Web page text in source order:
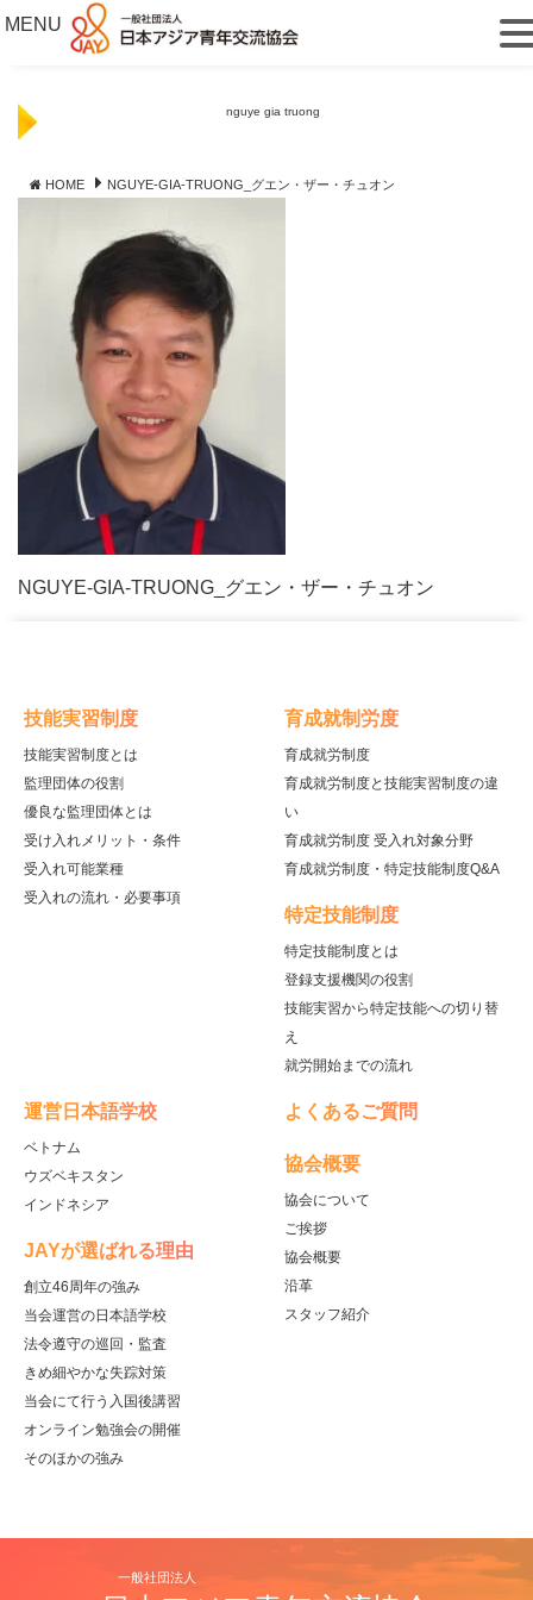
nguye gia truong
HOME NGUYE-GIA-TRUONG_グエン・ザー・チュオン
NGUYE-GIA-TRUONG_グエン・ザー・チュオン
技能実習制度
技能実習制度とは
監理団体の役割
優良な監理団体とは
受け入れメリット・条件
受入れ可能業種
受入れの流れ・必要事項
育成就制労度
育成就労制度
育成就労制度と技能実習制度の違
い
育成就労制度 受入れ対象分野
育成就労制度・特定技能制度Q&A
特定技能制度
特定技能制度とは
登録支援機関の役割
技能実習から特定技能への切り替
え
就労開始までの流れ
運営日本語学校
ベトナム
ウズベキスタン
インドネシア
JAYが選ばれる理由
創立46周年の強み
当会運営の日本語学校
法令遵守の巡回・監査
きめ細やかな失踪対策
当会にて行う入国後講習
オンライン勉強会の開催
そのほかの強み
よくあるご質問
協会概要
協会について
ご挨拶
協会概要
沿革
スタッフ紹介
一般社団法人
MENU